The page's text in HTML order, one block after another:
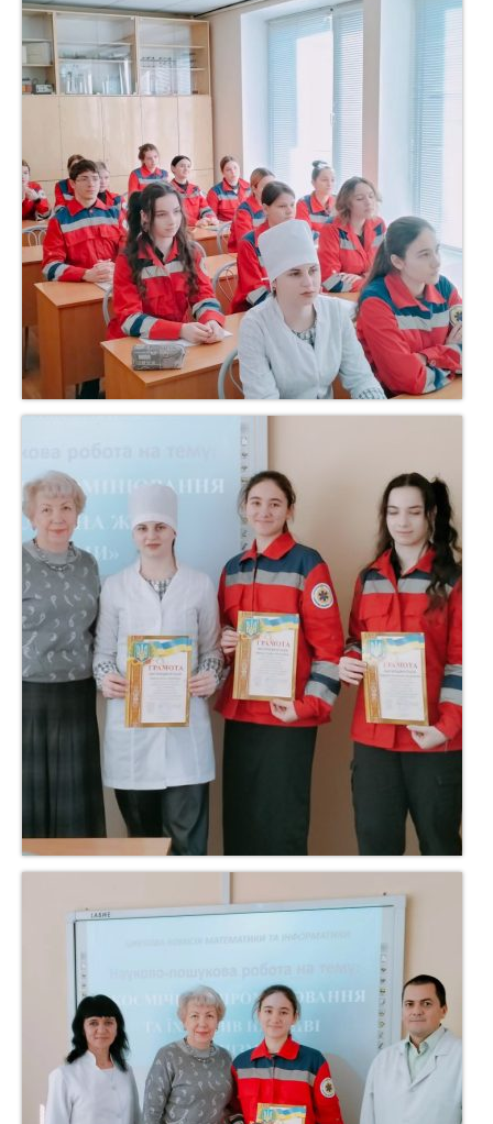
Відеотека
Контакти
MOODLE
Бібліотека
Наукова діяльність
Безпека учасників освітнього процесу
COVID-19
Цивільний захист
Міжнародна співпраця
Безперервний професійний розвиток